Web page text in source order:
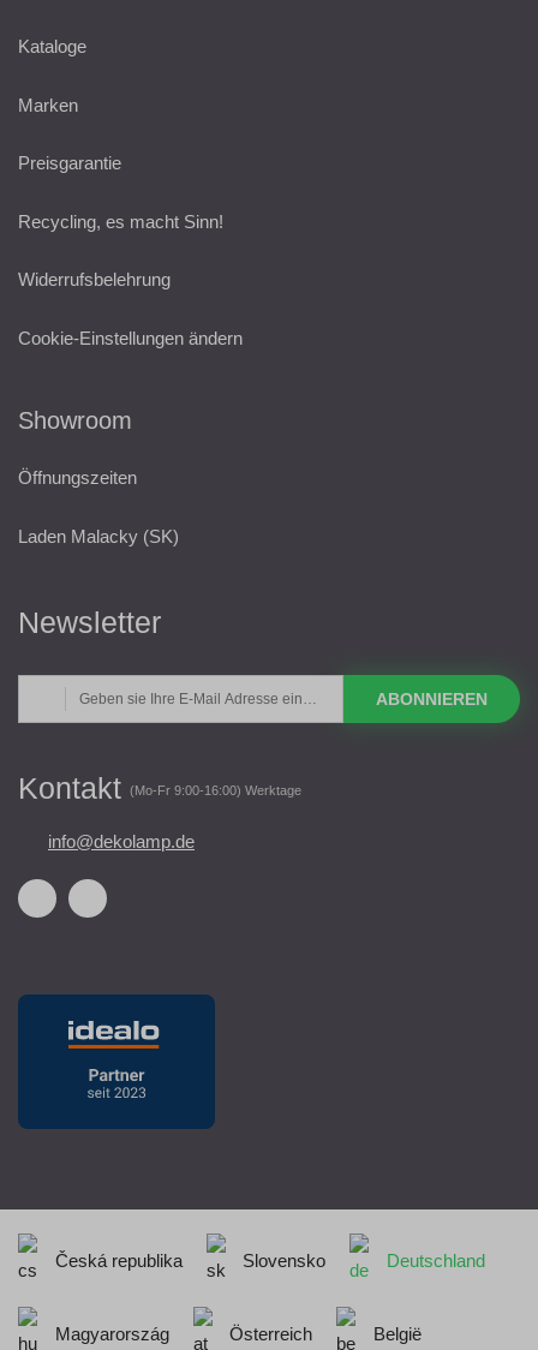
Kataloge
Marken
Preisgarantie
Recycling, es macht Sinn!
Widerrufsbelehrung
Cookie-Einstellungen ändern
Showroom
Öffnungszeiten
Laden Malacky (SK)
Newsletter
ABONNIEREN
Kontakt (Mo-Fr 9:00-16:00) Werktage
info@dekolamp.de
Česká republika Slovensko Deutschland
Magyarország Österreich België